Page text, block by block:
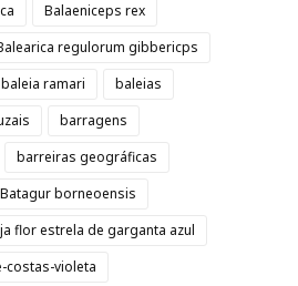
Balaeniceps rex
regulorum gibbericps
baleia ramari
baleias
barragens
barreiras geográficas
Batagur borneoensis
flor estrela de garganta azul
costas-violeta